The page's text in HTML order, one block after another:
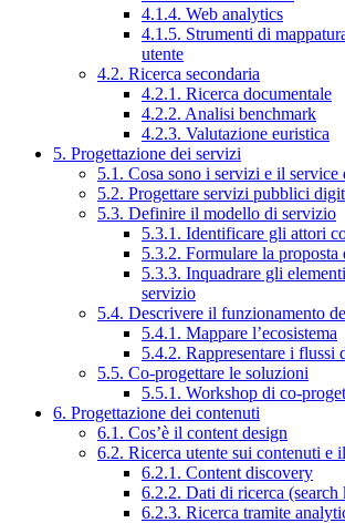
4.1.4. Web analytics
4.1.5. Strumenti di
utente
4.2. Ricerca secondaria
4.2.1. Ricerca documentale
4.2.2. Analisi benchmark
4.2.3. Valutazione euristica
5. Progettazione dei servizi
5.1. Cosa sono i servizi e il service
5.2. Progettare servizi pubblici
5.3. Definire il modello di servizio
5.3.1. Identificare gli attori
5.3.2. Formulare la proposta
5.3.3. Inquadrare gli
servizio
5.4. Descrivere il funzionamento
5.4.1. Mappare l’ecosistema
5.4.2. Rappresentare i flussi
5.5. Co-progettare le soluzioni
5.5.1. Workshop di co-
6. Progettazione dei contenuti
6.1. Cos’è il content design
6.2. Ricerca utente sui contenuti e
6.2.1. Content discovery
6.2.2. Dati di ricerca (search
6.2.3. Ricerca tramite